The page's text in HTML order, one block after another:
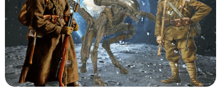
далечната
1957
година